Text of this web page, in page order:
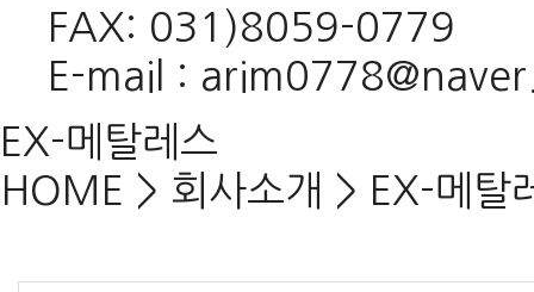
FAX: 031)8059-0779
E-mail :
EX-메탈레스
HOME > 회사소개 > EX-메탈